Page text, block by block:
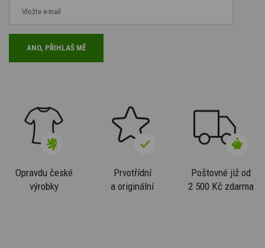
Opravdu české
výrobky
Prvotřídní
a originální
Poštovné již od
2 500 Kč zdarma